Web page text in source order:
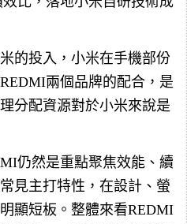
的投入，小米在手機部份
兩個品牌的配合，是
分配資源對於小米來說是
仍然是重點聚焦效能、續
見主打特性，在設計、螢
顯短板。整體來看REDMI